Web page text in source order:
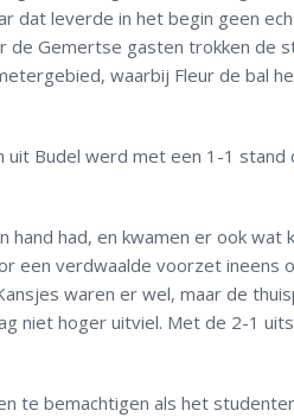
leverde in het begin geen
Gemertse gasten trokken de
waarbij Fleur de bal
Budel werd met een 1-1 stand
had, en kwamen er ook wat
een verdwaalde voorzet ineens
waren er wel, maar de
niet hoger uitviel. Met de 2-1
te bemachtigen als het